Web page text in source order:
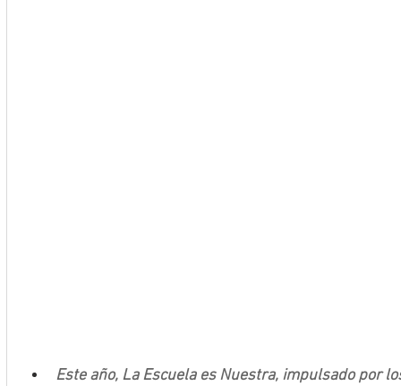
Este año, La Escuela es Nuestra, impulsado por